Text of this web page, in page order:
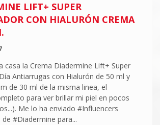
LIFT+ SUPER
CON HIALURÓN CREMA
casa la Crema Diadermine Lift+ Super
Antiarrugas con Hialurón de 50 ml y
de 30 ml de la misma linea, el
para ver brillar mi piel en pocos
Me lo ha enviado #Influencers
#Diadermine para...